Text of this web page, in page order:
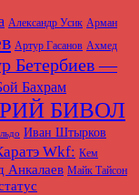
Александр Усик Арман
Артур Гасанов Ахмед
Бетербиев —
Бахрам
БИВОЛ
Иван Штырков
Wkf: Кем
Анкалаев Майк Тайсон